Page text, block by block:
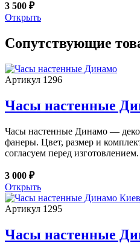
3 500 ₽
Открыть
Сопутствующие
Артикул 1296
Часы настенные
Часы настенные Динамо —
фанеры. Цвет, размер и
согласуем перед изготовлением.
3 000 ₽
Открыть
Артикул 1295
Часы настенные